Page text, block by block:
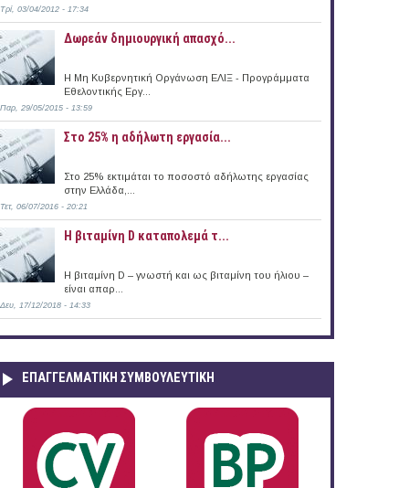
(04/12/2014)
(03/12/2014)
Τρί, 03/04/2012 - 17:34
Δωρεάν δημιουργική απασχό...
Η Μη Κυβερνητική Οργάνωση ΕΛΙΞ - Προγράμματα
Εθελοντικής Εργ...
Παρ, 29/05/2015 - 13:59
Στο 25% η αδήλωτη εργασία...
Στο 25% εκτιμάται το ποσοστό αδήλωτης εργασίας
στην Ελλάδα,...
Τετ, 06/07/2016 - 20:21
Η βιταμίνη D καταπολεμά τ...
Η βιταμίνη D – γνωστή και ως βιταμίνη του ήλιου –
είναι απαρ...
Δευ, 17/12/2018 - 14:33
ΕΠΑΓΓΕΛΜΑΤΙΚΉ ΣΥΜΒΟΥΛΕΥΤΙΚΉ